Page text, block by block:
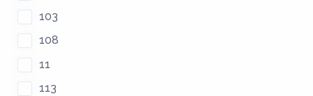
103
108
11
113